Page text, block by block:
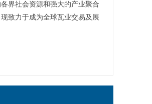
界社会资源和强大的产业聚合
致力于成为全球瓦业交易及展